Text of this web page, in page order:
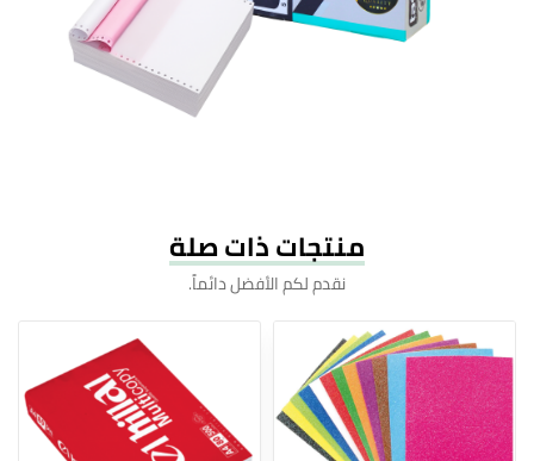
منتجات ذات صلة
نقدم لكم الأفضل دائماً.